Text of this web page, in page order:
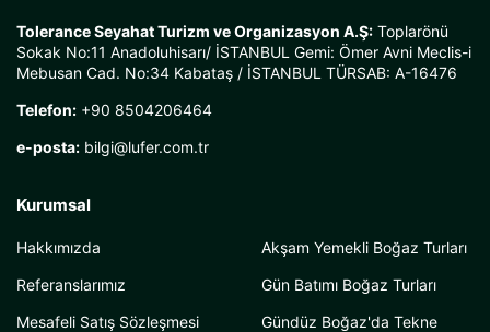
Tolerance Seyahat Turizm ve Organizasyon A.Ş: Toplarönü
Sokak No:11 Anadoluhisarı/ İSTANBUL Gemi: Ömer Avni Meclis-i
Mebusan Cad. No:34 Kabataş / İSTANBUL TÜRSAB: A-16476
Telefon: +90 8504206464
e-posta: bilgi@lufer.com.tr
Kurumsal
Hakkımızda
Referanslarımız
Mesafeli Satış Sözleşmesi
Akşam Yemekli Boğaz Turları
Gün Batımı Boğaz Turları
Gündüz Boğaz'da Tekne